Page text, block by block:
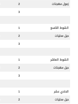
زمول مهجنات
2
3
الشوط التاسع 1
حيل محليات
2
3
الشوط العاشر 1
حيل مهجنات
2
3
الحادي عشر 1
حيل محليات
2